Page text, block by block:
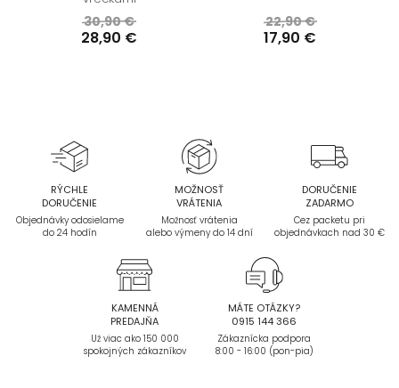
30,90 €
28,90 €
22,90 €
17,90 €
RÝCHLE
DORUČENIE
Objednávky odosielame
do 24 hodín
MOŽNOSŤ
VRÁTENIA
Možnosť vrátenia
alebo výmeny do 14 dní
DORUČENIE
ZADARMO
Cez packetu pri
objednávkach nad 30 €
KAMENNÁ
PREDAJŇA
Už viac ako 150 000
spokojných zákazníkov
MÁTE OTÁZKY?
0915 144 366
Zákaznícka podpora
8:00 - 16:00 (pon-pia)